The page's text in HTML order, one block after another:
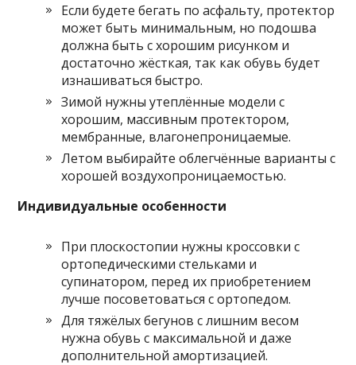
Если будете бегать по асфальту, протектор
может быть минимальным, но подошва
должна быть с хорошим рисунком и
достаточно жёсткая, так как обувь будет
изнашиваться быстро.
Зимой нужны утеплённые модели с
хорошим, массивным протектором,
мембранные, влагонепроницаемые.
Летом выбирайте облегчённые варианты с
хорошей воздухопроницаемостью.
Индивидуальные особенности
При плоскостопии нужны кроссовки с
ортопедическими стельками и
супинатором, перед их приобретением
лучше посоветоваться с ортопедом.
Для тяжёлых бегунов с лишним весом
нужна обувь с максимальной и даже
дополнительной амортизацией.